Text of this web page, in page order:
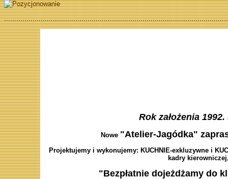
Rok założenia
Nowe "Atelier-Jagódka"
Projektujemy i wykonujemy: KUCHNIE-exkluzywne i
kadry
"Bezpłatnie dojeżdżamy do